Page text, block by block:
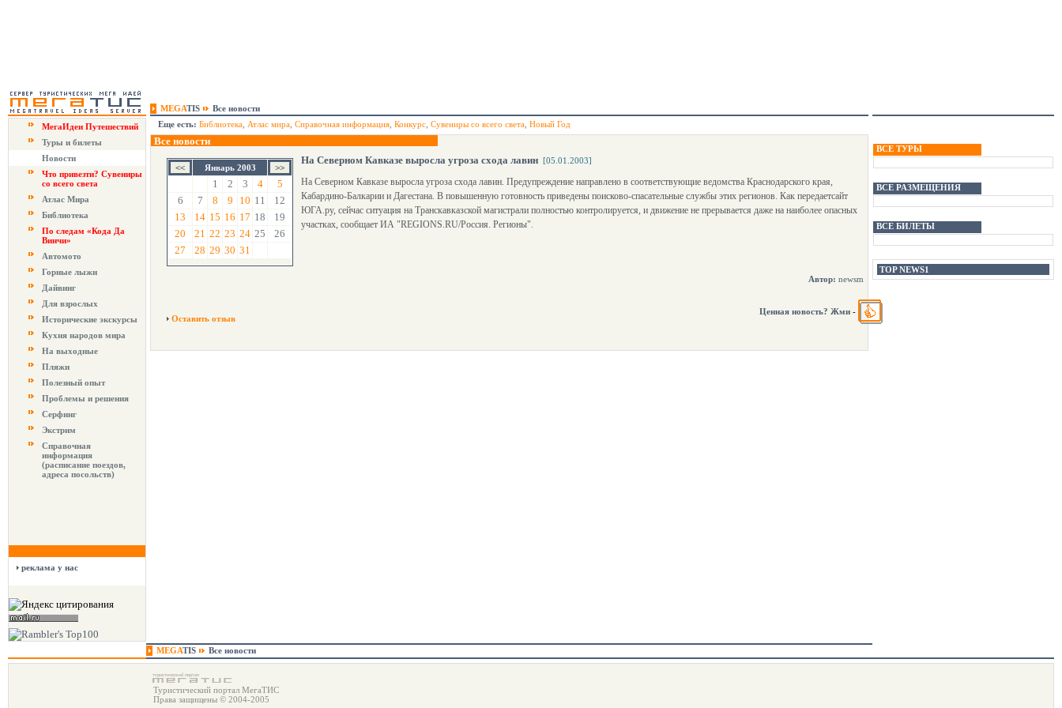
MEGATIS
Все новости
МегаИдеи Путешествий
Туры и билеты
Новости
Что привезти? Сувениры
со всего света
Атлас Мира
Библиотека
По следам «Кода Да
Винчи»
Автомото
Горные лыжи
Дайвинг
Для взрослых
Исторические экскурсы
Кухня народов мира
На выходные
Пляжи
Полезный опыт
Проблемы и решения
Серфинг
Экстрим
Справочная
информация
(расписание поездов,
адреса посольств)
реклама у нас
Еще есть: Библиотека Атлас мира Справочная информация Конкурс Сувениры со всего света Новый Год
Все новости
Январь 2003
1 2 3 4
5
6
7 8 9 10 11
12
13
14 15 16 17 18
19
20
21 22 23 24 25
26
27
28 29 30 31
На Северном Кавказе выросла угроза схода лавин [05.01.2003]
На Северном Кавказе выросла угроза схода лавин. Предупреждение направлено в соответствующие ведомства Краснодарского края,
Кабардино-Балкарии и Дагестана. В повышенную готовность приведены поисково-спасательные службы этих регионов. Как передаетсайт
ЮГА.ру, сейчас ситуация на Транскавказской магистрали полностью контролируется, и движение не прерывается даже на наиболее опасных
участках, сообщает ИА "REGIONS.RU/Россия. Регионы".
Автор: newsm
Оставить отзыв
Ценная новость? Жми -
ВСЕ ТУРЫ
ВСЕ РАЗМЕЩЕНИЯ
ВСЕ БИЛЕТЫ
TOP NEWS1
MEGATIS Все новости
Туристический портал МегаТИС
Права защищены © 2004-2005